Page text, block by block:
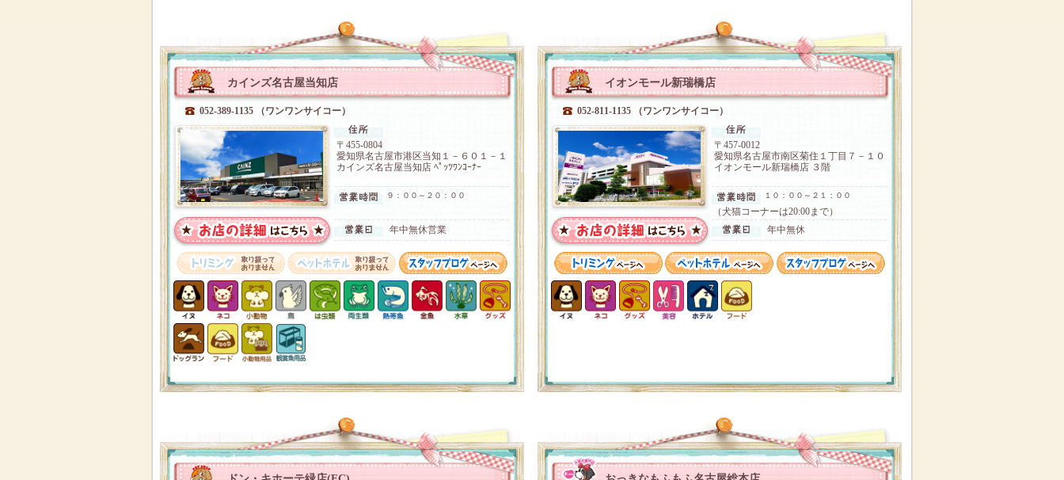
カインズ名古屋当知店
052-389-1135 （ワンワンサイコー）
〒455-0804
愛知県名古屋市港区当知１－６０１－１
カインズ名古屋当知店 ﾍﾟｯﾂﾜﾝｺｰﾅｰ
９：００～２０：００
年中無休営業
イオンモール新瑞橋店
052-811-1135 （ワンワンサイコー）
〒457-0012
愛知県名古屋市南区菊住１丁目７－１０
イオンモール新瑞橋店 ３階
１０：００～２１：００
（犬猫コーナーは20:00まで）
年中無休